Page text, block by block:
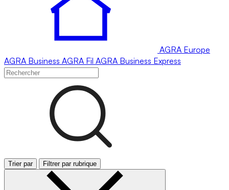
AGRA Europe
AGRA Business AGRA Fil AGRA Business Express
Trier par Filtrer par rubrique